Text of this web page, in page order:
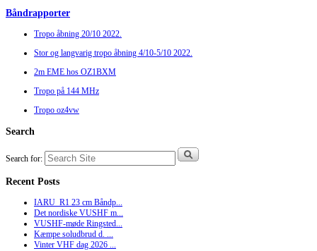
Båndrapporter
Tropo åbning 20/10 2022.
Stor og langvarig tropo åbning 4/10-5/10 2022.
2m EME hos OZ1BXM
Tropo på 144 MHz
Tropo oz4vw
Search
Search for:
Recent Posts
IARU_R1 23 cm Båndp...
Det nordiske VUSHF m...
VUSHF-møde Ringsted...
Kæmpe soludbrud d. ...
Vinter VHF dag 2026 ...